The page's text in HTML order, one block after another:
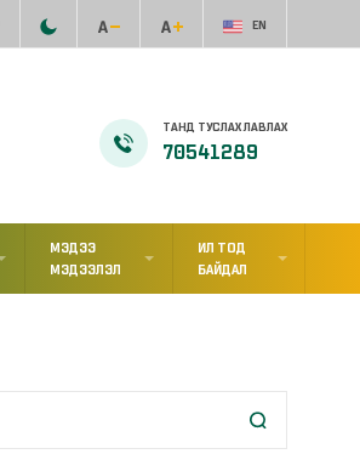
EN
ТАНД ТУСЛАХ ЛАВЛАХ
70541289
МЭДЭЭ
МЭДЭЭЛЭЛ
ИЛ ТОД
БАЙДАЛ